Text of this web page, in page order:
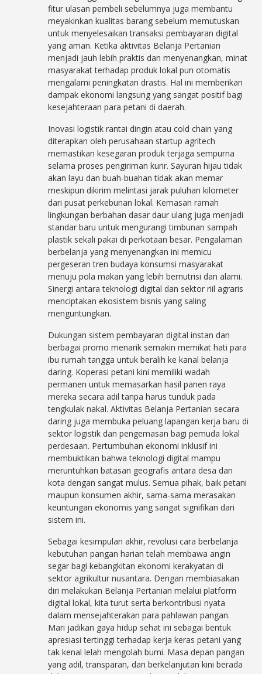
fitur ulasan pembeli sebelumnya juga membantu
meyakinkan kualitas barang sebelum memutuskan
untuk menyelesaikan transaksi pembayaran digital
yang aman. Ketika aktivitas Belanja Pertanian
menjadi jauh lebih praktis dan menyenangkan, minat
masyarakat terhadap produk lokal pun otomatis
mengalami peningkatan drastis. Hal ini memberikan
dampak ekonomi langsung yang sangat positif bagi
kesejahteraan para petani di daerah.
Inovasi logistik rantai dingin atau cold chain yang
diterapkan oleh perusahaan startup agritech
memastikan kesegaran produk terjaga sempurna
selama proses pengiriman kurir. Sayuran hijau tidak
akan layu dan buah-buahan tidak akan memar
meskipun dikirim melintasi jarak puluhan kilometer
dari pusat perkebunan lokal. Kemasan ramah
lingkungan berbahan dasar daur ulang juga menjadi
standar baru untuk mengurangi timbunan sampah
plastik sekali pakai di perkotaan besar. Pengalaman
berbelanja yang menyenangkan ini memicu
pergeseran tren budaya konsumsi masyarakat
menuju pola makan yang lebih bernutrisi dan alami.
Sinergi antara teknologi digital dan sektor riil agraris
menciptakan ekosistem bisnis yang saling
menguntungkan.
Dukungan sistem pembayaran digital instan dan
berbagai promo menarik semakin memikat hati para
ibu rumah tangga untuk beralih ke kanal belanja
daring. Koperasi petani kini memiliki wadah
permanen untuk memasarkan hasil panen raya
mereka secara adil tanpa harus tunduk pada
tengkulak nakal. Aktivitas Belanja Pertanian secara
daring juga membuka peluang lapangan kerja baru di
sektor logistik dan pengemasan bagi pemuda lokal
perdesaan. Pertumbuhan ekonomi inklusif ini
membuktikan bahwa teknologi digital mampu
meruntuhkan batasan geografis antara desa dan
kota dengan sangat mulus. Semua pihak, baik petani
maupun konsumen akhir, sama-sama merasakan
keuntungan ekonomis yang sangat signifikan dari
sistem ini.
Sebagai kesimpulan akhir, revolusi cara berbelanja
kebutuhan pangan harian telah membawa angin
segar bagi kebangkitan ekonomi kerakyatan di
sektor agrikultur nusantara. Dengan membiasakan
diri melakukan Belanja Pertanian melalui platform
digital lokal, kita turut serta berkontribusi nyata
dalam mensejahterakan para pahlawan pangan.
Mari jadikan gaya hidup sehat ini sebagai bentuk
apresiasi tertinggi terhadap kerja keras petani yang
tak kenal lelah mengolah bumi. Masa depan pangan
yang adil, transparan, dan berkelanjutan kini berada